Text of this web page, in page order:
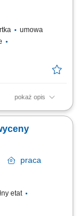
umowa
pokaż opis
umiejętności
do pracy,
praca
etat